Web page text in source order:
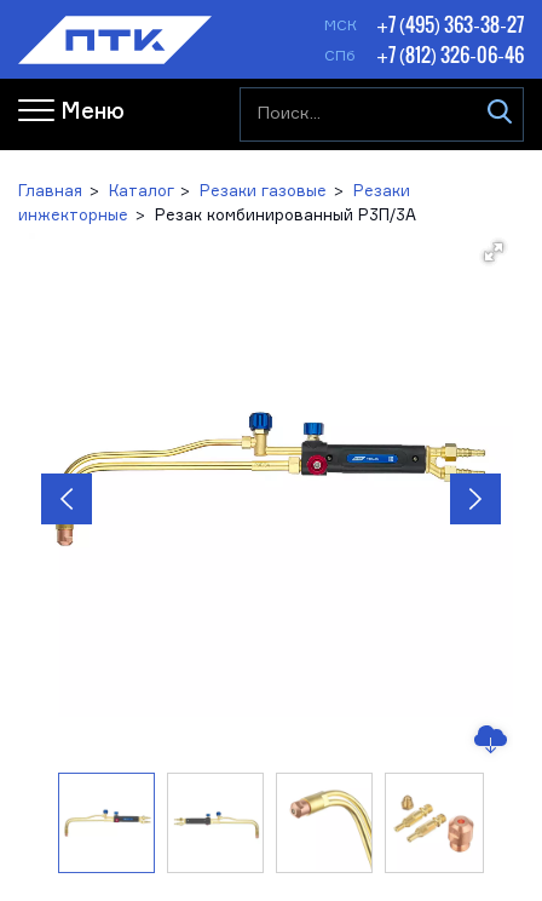
МСК +7 (495) 363-38-27
СПб +7 (812) 326-06-46
Меню
Главная Каталог Резаки газовые
Резаки
инжекторные
Резак комбинированный Р3П/3А